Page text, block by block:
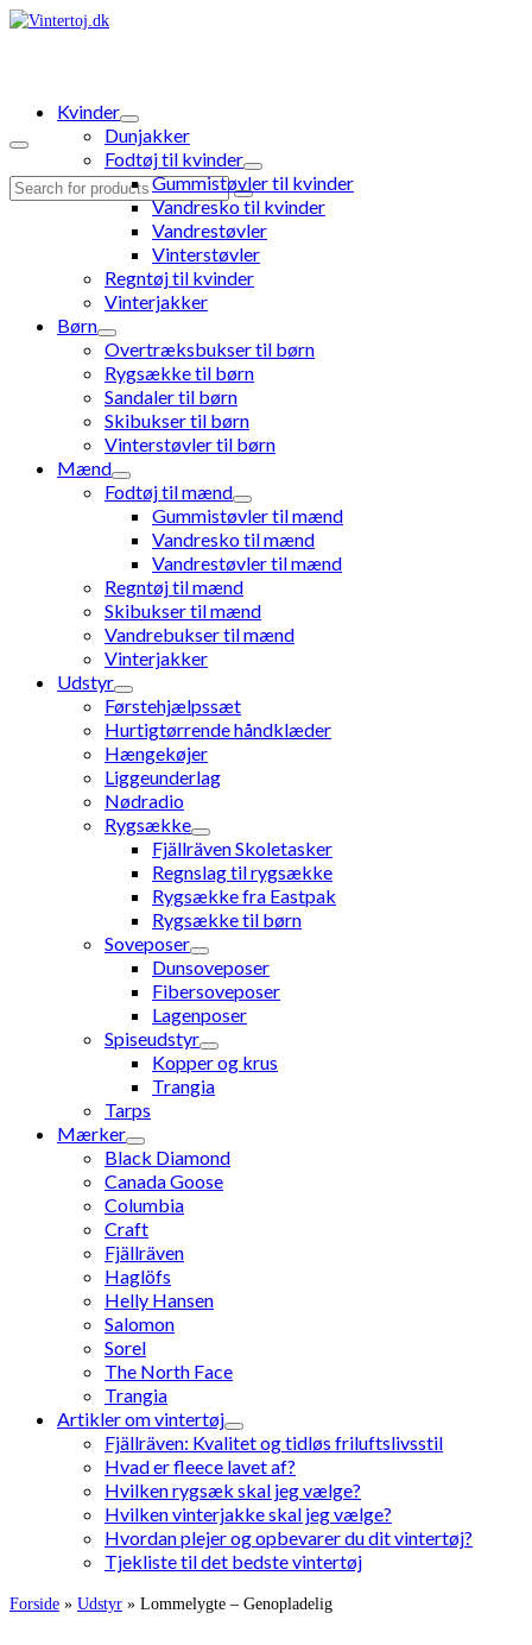
Search
Kvinder
Dunjakker
Fodtøj til kvinder
Gummistøvler til kvinder
Vandresko til kvinder
Vandrestøvler
Vinterstøvler
Regntøj til kvinder
Vinterjakker
Børn
Overtræksbukser til børn
Rygsække til børn
Sandaler til børn
Skibukser til børn
Vinterstøvler til børn
Mænd
Fodtøj til mænd
Gummistøvler til mænd
Vandresko til mænd
Vandrestøvler til mænd
Regntøj til mænd
Skibukser til mænd
Vandrebukser til mænd
Vinterjakker
Udstyr
Førstehjælpssæt
Hurtigtørrende håndklæder
Hængekøjer
Liggeunderlag
Nødradio
Rygsække
Fjällräven Skoletasker
Regnslag til rygsække
Rygsække fra Eastpak
Rygsække til børn
Soveposer
Dunsoveposer
Fibersoveposer
Lagenposer
Spiseudstyr
Kopper og krus
Trangia
Tarps
Mærker
Black Diamond
Canada Goose
Columbia
Craft
Fjällräven
Haglöfs
Helly Hansen
Salomon
Sorel
The North Face
Trangia
Artikler om vintertøj
Fjällräven: Kvalitet og tidløs friluftslivsstil
Hvad er fleece lavet af?
Hvilken rygsæk skal jeg vælge?
Hvilken vinterjakke skal jeg vælge?
Hvordan plejer og opbevarer du dit vintertøj?
Tjekliste til det bedste vintertøj
Forside » Udstyr » Lommelygte – Genopladelig